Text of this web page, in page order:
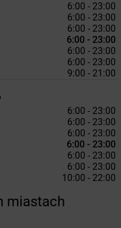
6:00 - 23:00
6:00 - 23:00
6:00 - 23:00
6:00 - 23:00
6:00 - 23:00
6:00 - 23:00
9:00 - 21:00
6:00 - 23:00
6:00 - 23:00
6:00 - 23:00
6:00 - 23:00
6:00 - 23:00
6:00 - 23:00
10:00 - 22:00
miastach